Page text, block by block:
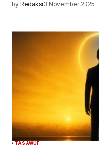
by Redaksi3 November 2025
TASAWUF